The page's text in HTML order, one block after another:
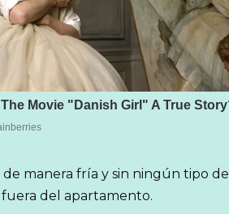
de manera fría y sin ningún tipo de
fuera del apartamento.